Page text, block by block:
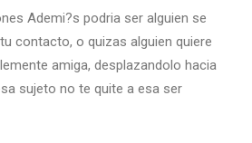
Ademi?s podri­a ser alguien se
contacto, o quizas alguien quiere
amiga, desplazandolo hacia
sujeto no te quite a esa ser